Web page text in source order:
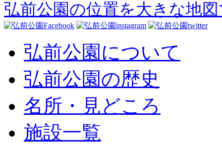
弘前公園の位置を大きな地
弘前公園について
弘前公園の歴史
名所・見どころ
施設一覧